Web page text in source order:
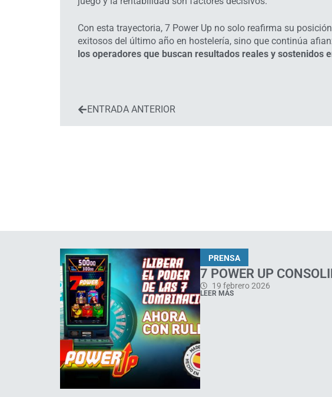
Con esta trayectoria, 7 Power Up no solo reafirma su
exitosos del último año en hostelería, sino que continúa
los operadores que buscan resultados reales y sostenidos
ENTRADA ANTERIOR
PRENSA
7 POWER UP
19 febrero 2026
LEER MÁS